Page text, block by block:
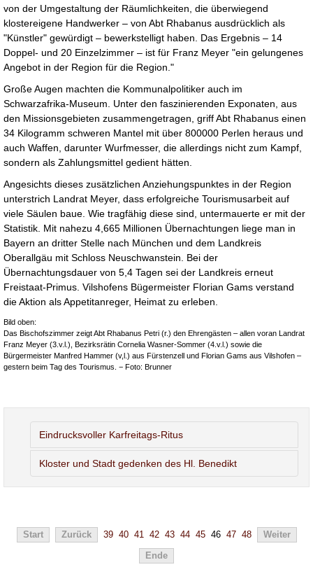
von der Umgestaltung der Räumlichkeiten, die überwiegend
klostereigene Handwerker – von Abt Rhabanus ausdrücklich als
"Künstler" gewürdigt – bewerkstelligt haben. Das Ergebnis – 14
Doppel- und 20 Einzelzimmer – ist für Franz Meyer "ein gelungenes
Angebot in der Region für die Region."
Große Augen machten die Kommunalpolitiker auch im
Schwarzafrika-Museum. Unter den faszinierenden Exponaten, aus
den Missionsgebieten zusammengetragen, griff Abt Rhabanus einen
34 Kilogramm schweren Mantel mit über 800000 Perlen heraus und
auch Waffen, darunter Wurfmesser, die allerdings nicht zum Kampf,
sondern als Zahlungsmittel gedient hätten.
Angesichts dieses zusätzlichen Anziehungspunktes in der Region
unterstrich Landrat Meyer, dass erfolgreiche Tourismusarbeit auf
viele Säulen baue. Wie tragfähig diese sind, untermauerte er mit der
Statistik. Mit nahezu 4,665 Millionen Übernachtungen liege man in
Bayern an dritter Stelle nach München und dem Landkreis
Oberallgäu mit Schloss Neuschwanstein. Bei der
Übernachtungsdauer von 5,4 Tagen sei der Landkreis erneut
Freistaat-Primus. Vilshofens Bügermeister Florian Gams verstand
die Aktion als Appetitanreger, Heimat zu erleben.
Bild oben:
Das Bischofszimmer zeigt Abt Rhabanus Petri (r.) den Ehrengästen – allen voran Landrat
Franz Meyer (3.v.l.), Bezirksrätin Cornelia Wasner-Sommer (4.v.l.) sowie die
Bürgermeister Manfred Hammer (v,l.) aus Fürstenzell und Florian Gams aus Vilshofen –
gestern beim Tag des Tourismus. − Foto: Brunner
Eindrucksvoller Karfreitags-Ritus
Kloster und Stadt gedenken des Hl. Benedikt
Start Zurück 39 40 41 42 43 44 45 46 47 48 Weiter
Ende